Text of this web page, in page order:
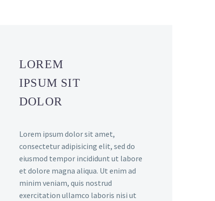
LOREM
IPSUM SIT
DOLOR
Lorem ipsum dolor sit amet,
consectetur adipisicing elit, sed do
eiusmod tempor incididunt ut labore
et dolore magna aliqua. Ut enim ad
minim veniam, quis nostrud
exercitation ullamco laboris nisi ut